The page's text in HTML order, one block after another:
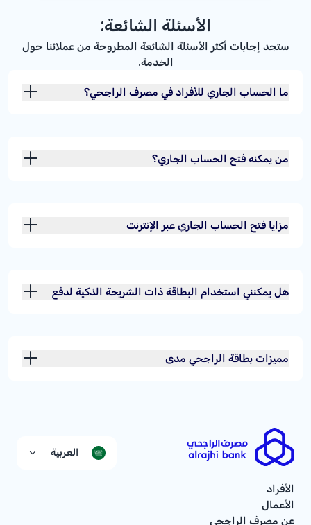
الأسئلة الشائعة:
ستجد إجابات أكثر الأسئلة الشائعة المطروحة من عملائنا حول
الخدمة.
ما الحساب الجاري للأفراد في مصرف الراجحي؟
من يمكنه فتح الحساب الجاري؟
مزايا فتح الحساب الجاري عبر الإنترنت
هل يمكنني استخدام البطاقة ذات الشريحة الذكية لدفع
مميزات بطاقة الراجحي مدى
العربية
الأفراد
الأعمال
عن مصرف الراجحي